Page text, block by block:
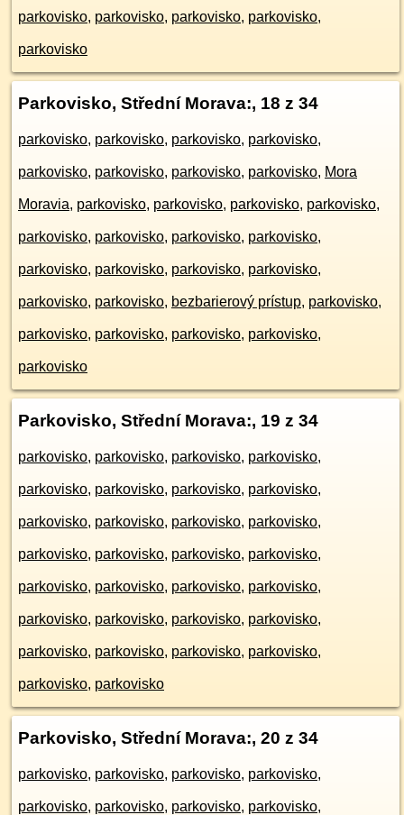
parkovisko, parkovisko, parkovisko, parkovisko,
parkovisko
Parkovisko, Střední Morava:, 18 z 34
parkovisko, parkovisko, parkovisko, parkovisko,
parkovisko, parkovisko, parkovisko, parkovisko, Mora
Moravia, parkovisko, parkovisko, parkovisko, parkovisko,
parkovisko, parkovisko, parkovisko, parkovisko,
parkovisko, parkovisko, parkovisko, parkovisko,
parkovisko, parkovisko, bezbarierový prístup, parkovisko,
parkovisko, parkovisko, parkovisko, parkovisko,
parkovisko
Parkovisko, Střední Morava:, 19 z 34
parkovisko, parkovisko, parkovisko, parkovisko,
parkovisko, parkovisko, parkovisko, parkovisko,
parkovisko, parkovisko, parkovisko, parkovisko,
parkovisko, parkovisko, parkovisko, parkovisko,
parkovisko, parkovisko, parkovisko, parkovisko,
parkovisko, parkovisko, parkovisko, parkovisko,
parkovisko, parkovisko, parkovisko, parkovisko,
parkovisko, parkovisko
Parkovisko, Střední Morava:, 20 z 34
parkovisko, parkovisko, parkovisko, parkovisko,
parkovisko, parkovisko, parkovisko, parkovisko,